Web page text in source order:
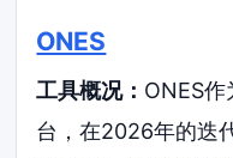
ONES
工具概况： ONES
台，在2026年的迭